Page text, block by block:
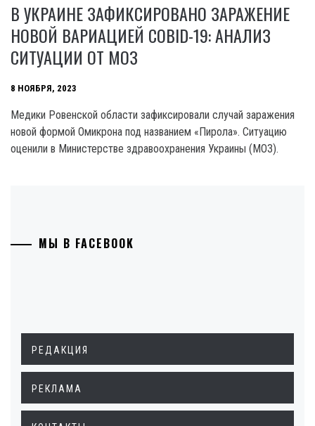
В УКРАИНЕ ЗАФИКСИРОВАНО ЗАРАЖЕНИЕ
НОВОЙ ВАРИАЦИЕЙ COBID-19: АНАЛИЗ
СИТУАЦИИ ОТ МОЗ
8 НОЯБРЯ, 2023
Медики Ровенской области зафиксировали случай заражения
новой формой Омикрона под названием «Пирола». Ситуацию
оценили в Министерстве здравоохранения Украины (МОЗ).
МЫ В FACEBOOK
РЕДАКЦИЯ
РЕКЛАМА